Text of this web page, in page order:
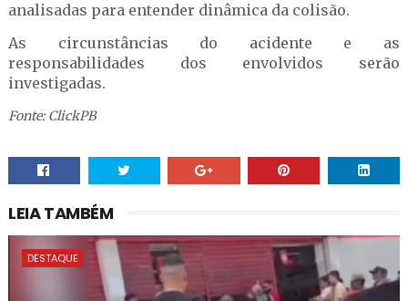
analisadas para entender dinâmica da colisão.
As circunstâncias do acidente e as
responsabilidades dos envolvidos serão
investigadas.
Fonte: ClickPB
LEIA TAMBÉM
DESTAQUE